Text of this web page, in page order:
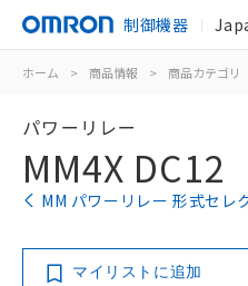
制御機器
ホーム > 商品情報 > 商品カテゴリ
パワーリレー
MM4X DC12
MM パワーリレー 形式セレ
マイリストに追加